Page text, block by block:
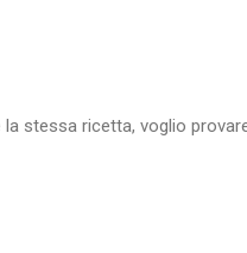
stessa ricetta, voglio